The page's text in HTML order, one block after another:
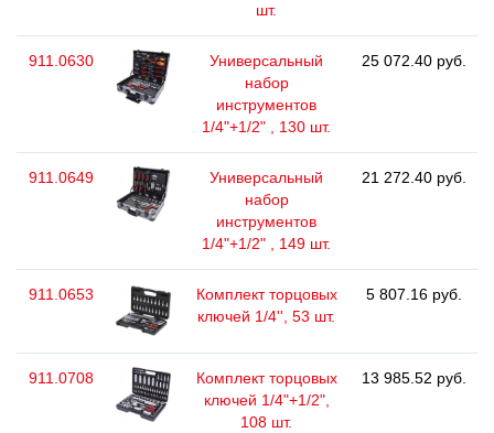
шт.
911.0630
Универсальный
набор
инструментов
1/4"+1/2" , 130 шт.
25 072.40 руб.
911.0649
Универсальный
набор
инструментов
1/4"+1/2" , 149 шт.
21 272.40 руб.
911.0653
Комплект торцовых
ключей 1/4'', 53 шт.
5 807.16 руб.
911.0708
Комплект торцовых
ключей 1/4"+1/2",
108 шт.
13 985.52 руб.